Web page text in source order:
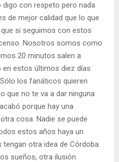
digo con respeto pero nada
de mejor calidad que lo que
si seguimos con estos
Nosotros somos como
20 minutos salen a
estos últimos diez días
los fanáticos quieren
que no te va a dar ninguna
porque hay una
cosa. Nadie se puede
estos años haya un
otra idea de Córdoba.
sueños, otra ilusión.